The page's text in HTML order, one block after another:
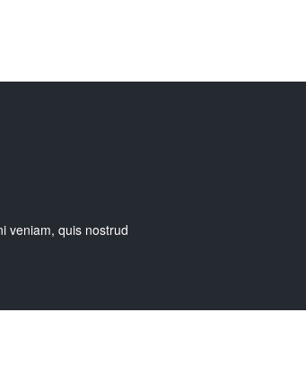
veniam, quis nostrud